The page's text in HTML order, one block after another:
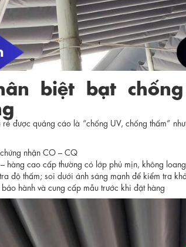
biệt bạt
được quảng cáo là “chống UV, chống thấm”
nhận CO – CQ
hàng cao cấp thường có lớp phủ mịn, không
độ thấm; soi dưới ánh sáng mạnh để kiểm tra
hành và cung cấp mẫu trước khi đặt hàng